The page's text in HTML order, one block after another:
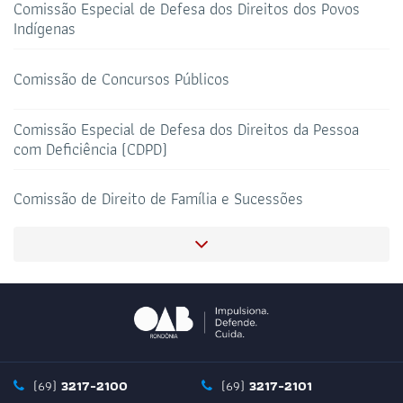
Comissão Especial de Defesa dos Direitos dos Povos
Indígenas
Comissão de Concursos Públicos
Comissão Especial de Defesa dos Direitos da Pessoa
com Deficiência (CDPD)
Comissão de Direito de Família e Sucessões
Comissão de Juristas Evangélicos e Cristãos
Comissão de Acesso a Justiça, Tecnologia e Informática
Comissão de Direito Imobiliário, Urbanístico e Notarial
(69) 3217-2100 (69) 3217-2101